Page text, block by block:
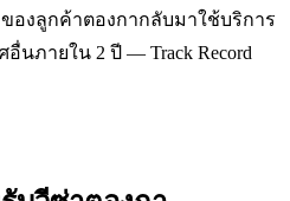
ของลูกค้าตองกากลับมาใช้บริการ
นภายใน 2 ปี — Track Record